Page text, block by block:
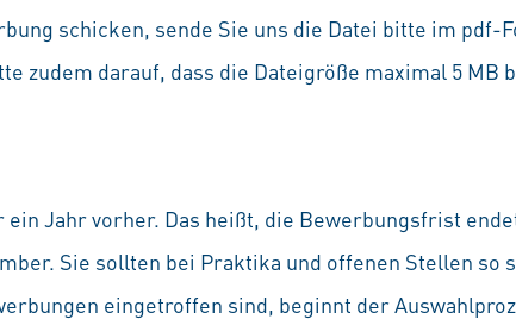
schicken, sende Sie uns die Datei bitte im pdf-
zudem darauf, dass die Dateigröße maximal 5 MB
Jahr vorher. Das heißt, die Bewerbungsfrist
Sie sollten bei Praktika und offenen Stellen so
eingetroffen sind, beginnt der